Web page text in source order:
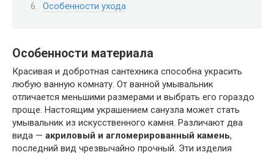
Особенности ухода
Особенности материала
Красивая и добротная сантехника способна украсить
любую ванную комнату. От ванной умывальник
отличается меньшими размерами и выбрать его гораздо
проще. Настоящим украшением санузла может стать
умывальник из искусственного камня. Различают два
вида — акриловый и агломерированный камень,
последний вид чрезвычайно прочный. Эти изделия